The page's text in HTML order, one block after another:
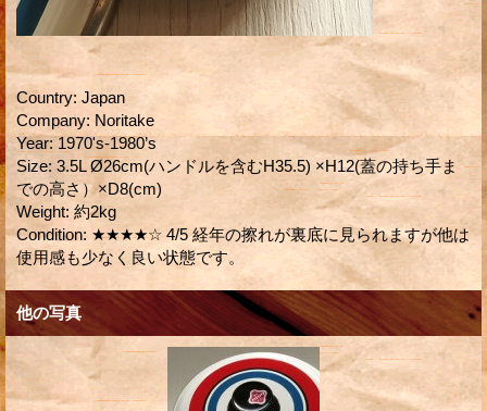
Country: Japan
Company: Noritake
Year: 1970's-1980’s
Size: 3.5L Ø26cm(ハンドルを含むH35.5) ×H12(蓋の持ち手ま
での高さ）×D8(cm)
Weight: 約2kg
Condition: ★★★★☆ 4/5 経年の擦れが裏底に見られますが他は
使用感も少なく良い状態です。
他の写真